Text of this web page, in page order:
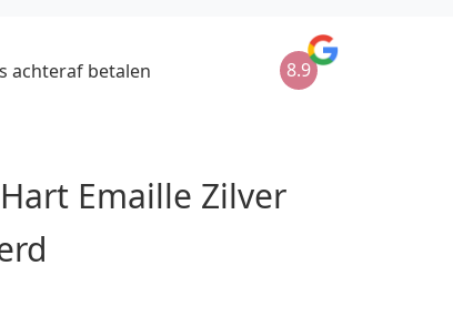
achteraf betalen 8.9
Emaille Zilver